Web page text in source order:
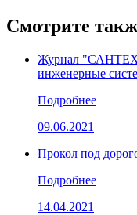
Смотрите
Журнал
инженерные
Подробнее
09.06.2021
Прокол под
Подробнее
14.04.2021